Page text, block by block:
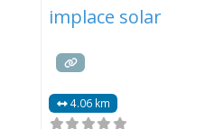
implace solar
4.06 km